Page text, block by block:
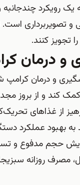
رویکرد چندجانبه
تصویربرداری است.
تجویز کنند.
و درمان
و درمان کرامپ
کند و از بروز
از غذاهای
به بهبود
حجم مدفوع و
مصرف روزانه